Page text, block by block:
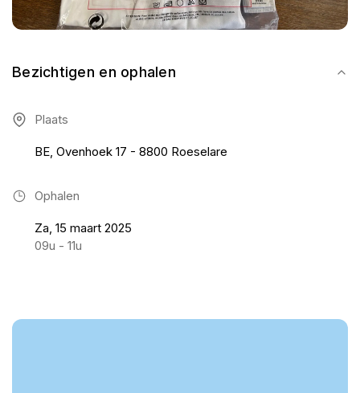
Bezichtigen en ophalen
Plaats
BE, Ovenhoek 17 - 8800 Roeselare
Ophalen
Za, 15 maart 2025
09u - 11u